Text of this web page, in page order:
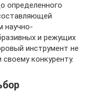
определенного
научно-
и режущих
инструмент не
конкуренту.